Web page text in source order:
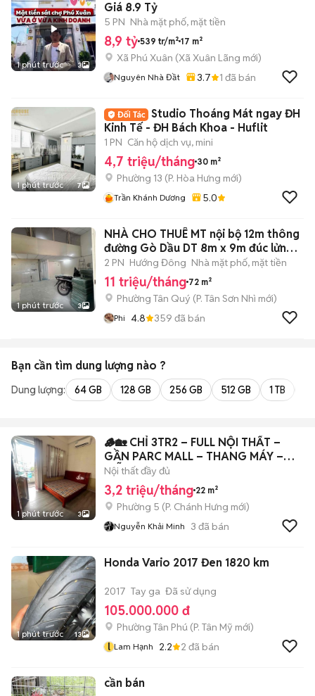
1 phút trước 3
Giá 8.9 Tỷ
5 PN Nhà mặt phố, mặt tiền
8,9 tỷ 539 tr/m² 17 m²
Xã Phú Xuân (Xã Xuân Lãng mới)
Nguyên Nhà Đầt 3.7 1 đã bán
1 phút trước 7
Studio Thoáng Mát ngay ĐH
Kinh Tế - ĐH Bách Khoa - Huflit
1 PN Căn hộ dịch vụ, mini
4,7 triệu/tháng 30 m²
Phường 13 (P. Hòa Hưng mới)
Trần Khánh Dương 5.0
1 phút trước 3
NHÀ CHO THUÊ MT nội bộ 12m thông
đường Gò Dầu DT 8m x 9m đúc lửng
tr
2 PN Hướng Đông Nhà mặt phố, mặt tiền
11 triệu/tháng 72 m²
Phường Tân Quý (P. Tân Sơn Nhì mới)
Phi 4.8 359 đã bán
Bạn cần tìm dung lượng nào ?
Dung lượng: 64 GB 128 GB 256 GB 512 GB 1 TB
1 phút trước 3
🪵🏡 CHỈ 3TR2 – FULL NỘI THẤT –
GẦN PARC MALL – THANG MÁY –
MIỄN TRUNG G
Nội thất đầy đủ
3,2 triệu/tháng 22 m²
Phường 5 (P. Chánh Hưng mới)
Nguyễn Khải Minh 3 đã bán
1 phút trước 13
Honda Vario 2017 Đen 1820 km
2017 Tay ga Đã sử dụng
105.000.000 đ
Phường Tân Phú (P. Tân Mỹ mới)
l Lam Hạnh 2.2 2 đã bán
cần bán